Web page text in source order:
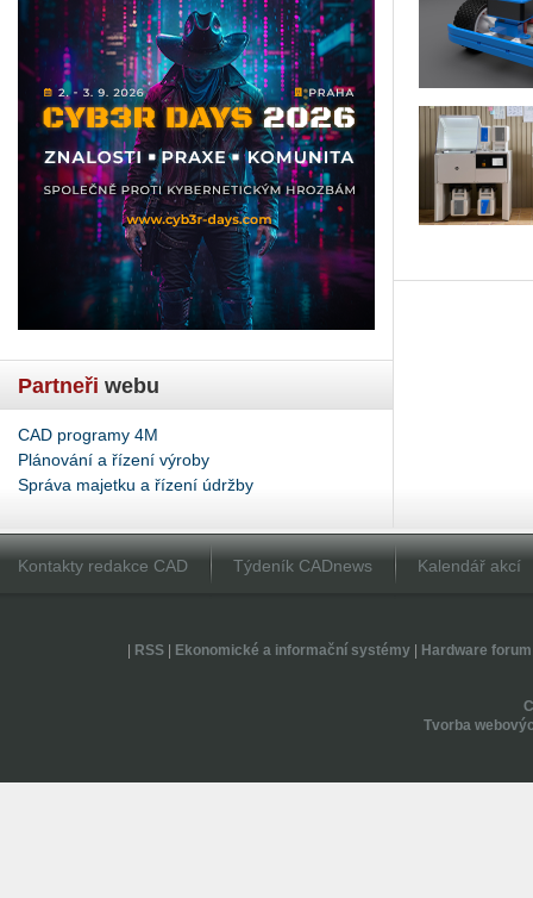
Partneři webu
CAD programy 4M
Plánování a řízení výroby
Správa majetku a řízení údržby
Kontakty redakce CAD Týdeník CADnews Kalendář akcí
RSS| Ekonomické a informační systémy| Hardware forum
Tvorba